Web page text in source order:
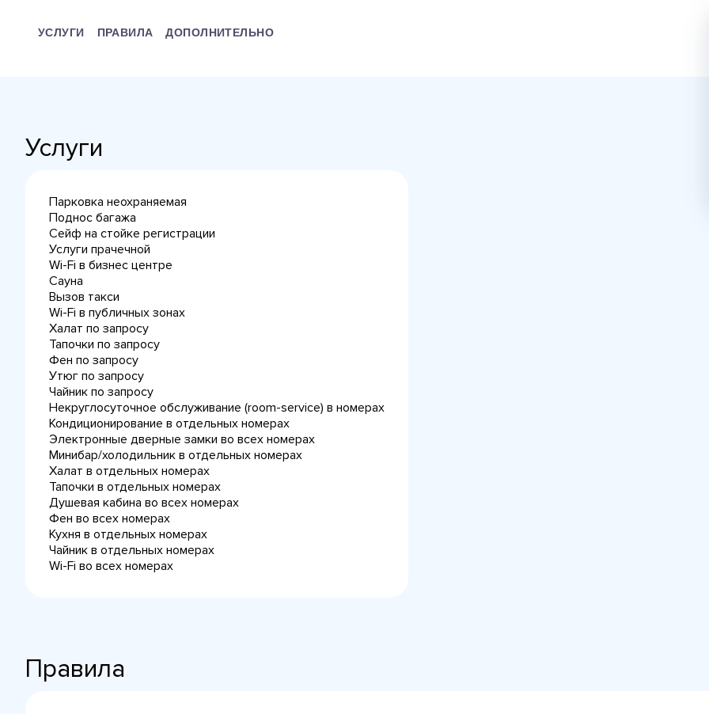
УСЛУГИ ПРАВИЛА ДОПОЛНИТЕЛЬНО
Услуги
Парковка неохраняемая
Поднос багажа
Сейф на стойке регистрации
Услуги прачечной
Wi-Fi в бизнес центре
Сауна
Вызов такси
Wi-Fi в публичных зонах
Халат по запросу
Тапочки по запросу
Фен по запросу
Утюг по запросу
Чайник по запросу
Некруглосуточное обслуживание (room-service) в номерах
Кондиционирование в отдельных номерах
Электронные дверные замки во всех номерах
Минибар/холодильник в отдельных номерах
Халат в отдельных номерах
Тапочки в отдельных номерах
Душевая кабина во всех номерах
Фен во всех номерах
Кухня в отдельных номерах
Чайник в отдельных номерах
Wi-Fi во всех номерах
Правила